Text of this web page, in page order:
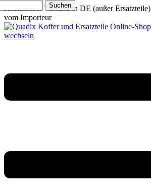
Kostenloser Versand in DE (außer Ersatzteile)
vom Importeur
Suchen